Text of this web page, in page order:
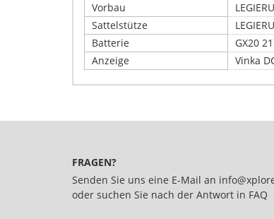
Vorbau
Sattelstütze
Batterie
GX20
Anzeige
Vinka
FRAGEN?
Senden Sie uns eine E-Mail an
oder suchen Sie nach der Antwort in FAQ